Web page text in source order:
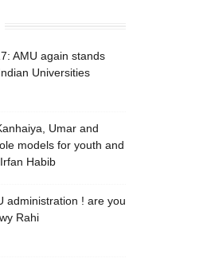
AMU again stands
Universities
Umar and
models for youth and
Habib
administration ! are you
Rahi